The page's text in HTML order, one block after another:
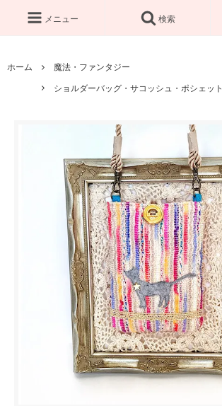
メニュー 検索
ホーム
魔法・ファンタジー
ショルダーバッグ・サコッシュ・ポシェット